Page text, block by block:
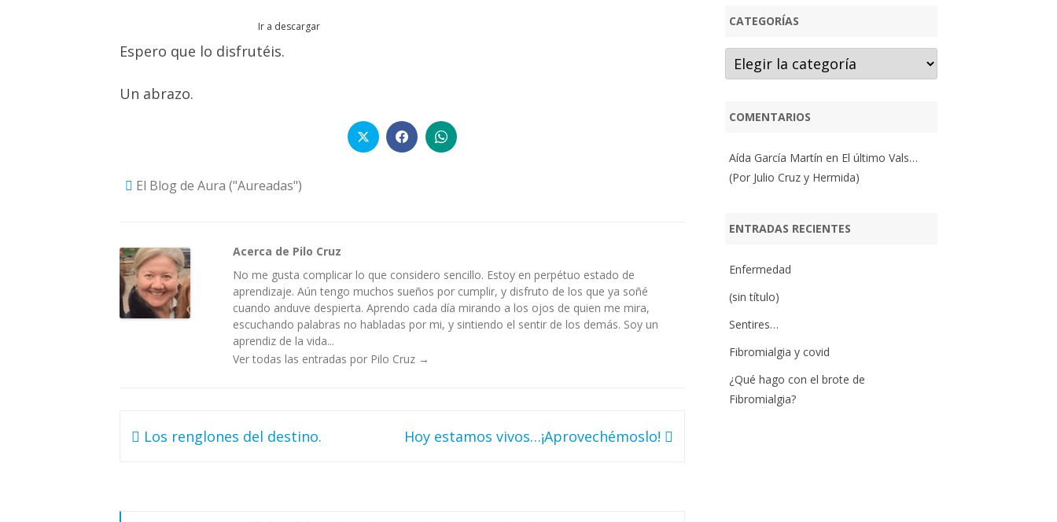
Ir a descargar
Espero que lo disfrutéis.
Un abrazo.
El Blog de Aura ("Aureadas")
Acerca de Pilo Cruz
No me gusta complicar lo que considero sencillo. Estoy en perpétuo estado de
aprendizaje. Aún tengo muchos sueños por cumplir, y disfruto de los que ya soñé
cuando anduve despierta. Aprendo cada día mirando a los ojos de quien me mira,
escuchando palabras no habladas por mi, y sintiendo el sentir de los demás. Soy un
aprendiz de la vida...
Ver todas las entradas por Pilo Cruz →
Navegación
Los renglones del destino. Hoy estamos vivos…¡Aprovechémoslo!
CATEGORÍAS
Categorías
COMENTARIOS
Aída García Martín en El último Vals…
(Por Julio Cruz y Hermida)
ENTRADAS RECIENTES
Enfermedad
(sin título)
Sentires…
Fibromialgia y covid
¿Qué hago con el brote de
Fibromialgia?